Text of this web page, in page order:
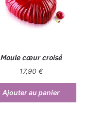
Moule cœur croisé
17,90 €
Ajouter au panier